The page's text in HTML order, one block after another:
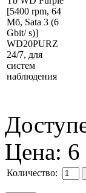
Цена: 6
Количество: